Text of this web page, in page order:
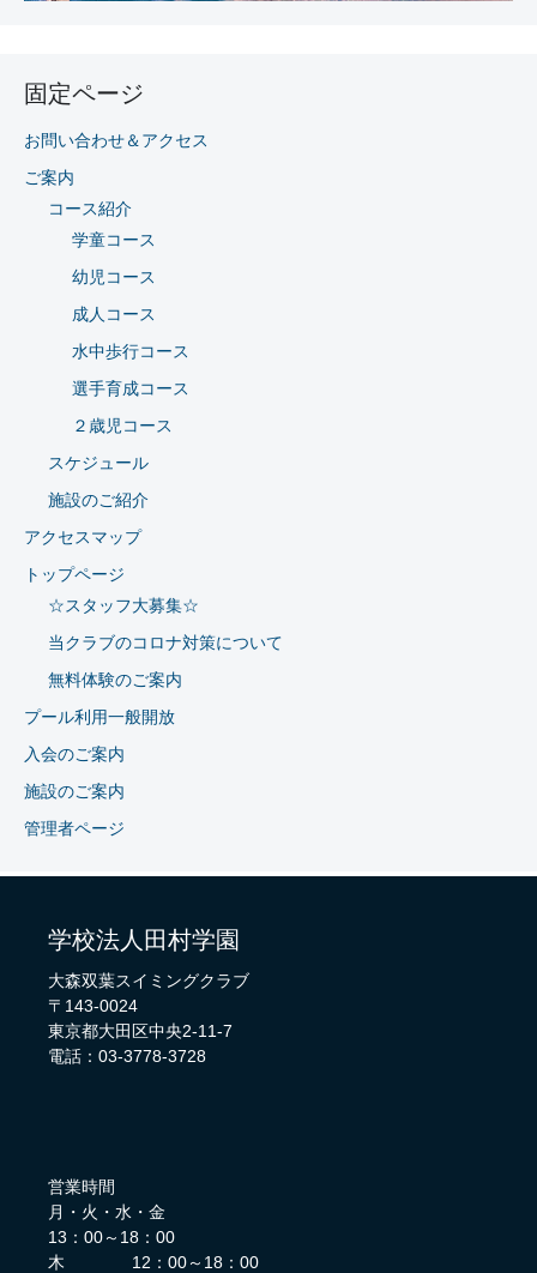
固定ページ
お問い合わせ＆アクセス
ご案内
コース紹介
学童コース
幼児コース
成人コース
水中歩行コース
選手育成コース
２歳児コース
スケジュール
施設のご紹介
アクセスマップ
トップページ
☆スタッフ大募集☆
当クラブのコロナ対策について
無料体験のご案内
プール利用一般開放
入会のご案内
施設のご案内
管理者ページ
学校法人田村学園
大森双葉スイミングクラブ
〒143-0024
東京都大田区中央2-11-7
電話：03-3778-3728
営業時間
月・火・水・金
13：00～18：00
木 12：00～18：00